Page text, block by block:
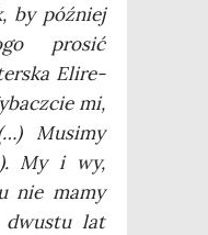
by póź­niej
pro­sić
Eli­re­
mi,
Musi­my
My i wy,
nie mamy
dwu­stu lat